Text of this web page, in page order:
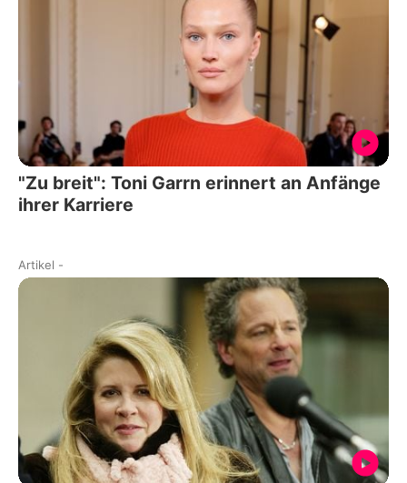
"Zu breit": Toni Garrn erinnert an Anfänge
ihrer Karriere
Artikel -